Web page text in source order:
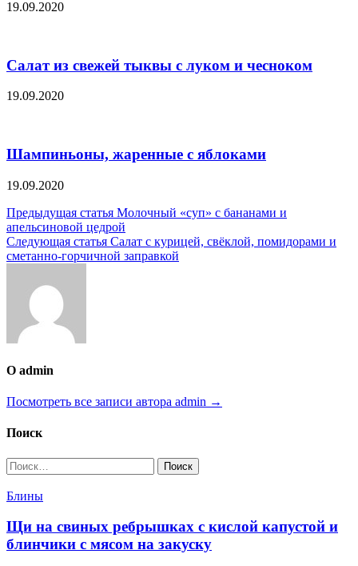
19.09.2020
Салат из свежей тыквы с луком и чесноком
19.09.2020
Шампиньоны, жаренные с яблоками
19.09.2020
Навигация
по
записям
Предыдущая статья Молочный «суп» с бананами и
апельсиновой цедрой
Следующая статья Салат с курицей, свёклой, помидорами и
сметанно-горчичной заправкой
О admin
Посмотреть все записи автора admin →
Поиск
Найти:
Блины
Щи на свиных ребрышках с кислой капустой и
блинчики с мясом на закуску